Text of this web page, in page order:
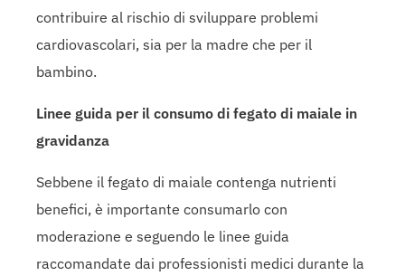
contribuire al rischio di sviluppare problemi
cardiovascolari, sia per la madre che per il
bambino.
Linee guida per il consumo di fegato di maiale in
gravidanza
Sebbene il fegato di maiale contenga nutrienti
benefici, è importante consumarlo con
moderazione e seguendo le linee guida
raccomandate dai professionisti medici durante la